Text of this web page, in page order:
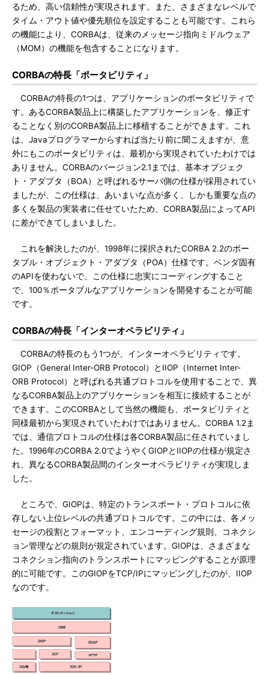
るため、高い信頼性が実現されます。また、さまざまなレベルで
タイム・アウト値や優先順位を設定することも可能です。これら
の機能により、CORBAは、従来のメッセージ指向ミドルウェア
（MOM）の機能を包含することになります。
CORBAの特長「ポータビリティ」
CORBAの特長の1つは、アプリケーションのポータビリティで
す。あるCORBA製品上に構築したアプリケーションを、修正す
ることなく別のCORBA製品上に移植することができます。これ
は、Javaプログラマーからすれば当たり前に聞こえますが、意
外にもこのポータビリティは、最初から実現されていたわけでは
ありません。CORBAのバージョン2.1までは、基本オブジェク
ト・アダプタ（BOA）と呼ばれるサーバ側の仕様が採用されてい
ましたが、この仕様は、あいまいな点が多く、しかも重要な点の
多くを製品の実装者に任せていたため、CORBA製品によってAPI
に差ができてしまいました。
これを解決したのが、1998年に採択されたCORBA 2.2のポー
タブル・オブジェクト・アダプタ（POA）仕様です。ベンダ固有
のAPIを使わないで、この仕様に忠実にコーディングすること
で、100％ポータブルなアプリケーションを開発することが可能
です。
CORBAの特長「インターオペラビリティ」
CORBAの特長のもう1つが、インターオペラビリティです。
GIOP（General Inter-ORB Protocol）とIIOP（Internet Inter-
ORB Protocol）と呼ばれる共通プロトコルを使用することで、異
なるCORBA製品上のアプリケーションを相互に接続することが
できます。このCORBAとして当然の機能も、ポータビリティと
同様最初から実現されていたわけではありません。CORBA 1.2ま
では、通信プロトコルの仕様は各CORBA製品に任されていまし
た。1996年のCORBA 2.0でようやくGIOPとIIOPの仕様が規定さ
れ、異なるCORBA製品間のインターオペラビリティが実現しま
した。
ところで、GIOPは、特定のトランスポート・プロトコルに依
存しない上位レベルの共通プロトコルです。この中には、各メッ
セージの役割とフォーマット、エンコーディング規則、コネクシ
ョン管理などの規則が規定されています。GIOPは、さまざまな
コネクション指向のトランスポートにマッピングすることが原理
的に可能です。このGIOPをTCP/IPにマッピングしたのが、IIOP
なのです。